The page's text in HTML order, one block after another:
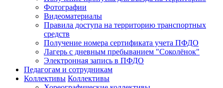
Фотографии
Видеоматериалы
Правила доступа на территорию транспортных
средств
Получение номера сертификата учета ПФДО
Лагерь с дневным пребыванием "Соколёнок"
Электронная запись в ПФДО
Педагогам и сотрудникам
Коллективы Коллективы